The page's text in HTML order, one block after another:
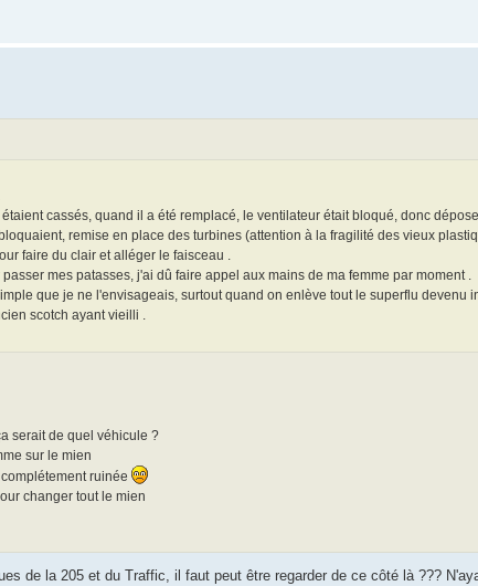
cassés, quand il a été remplacé, le ventilateur était bloqué, donc
remise en place des turbines (attention à la fragilité des vieux
faire du clair et alléger le faisceau .
mes patasses, j'ai dû faire appel aux mains de ma femme par moment .
que je ne l'envisageais, surtout quand on enlève tout le superflu devenu
scotch ayant vieilli .
serait de quel véhicule ?
sur le mien
ruinée
changer tout le mien
de la 205 et du Traffic, il faut peut être regarder de ce côté là ???